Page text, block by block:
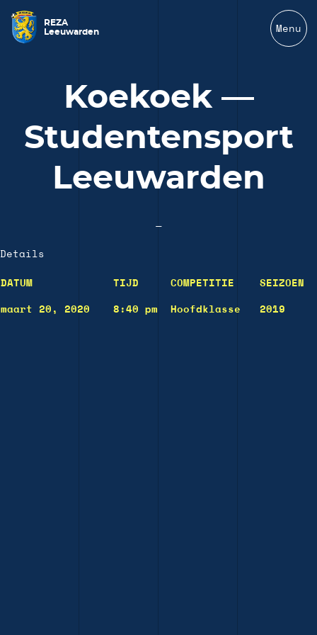
REZA
Leeuwarden
Menu
Koekoek —
Studentensport
Leeuwarden
—
Details
DATUM TIJD COMPETITIE SEIZOEN
maart 20, 2020 8:40 pm Hoofdklasse 2019